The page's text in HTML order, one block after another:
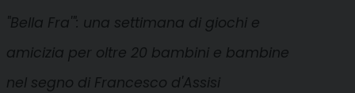
"Bella Fra'": una settimana di giochi e
amicizia per oltre 20 bambini e bambine
nel segno di Francesco d'Assisi